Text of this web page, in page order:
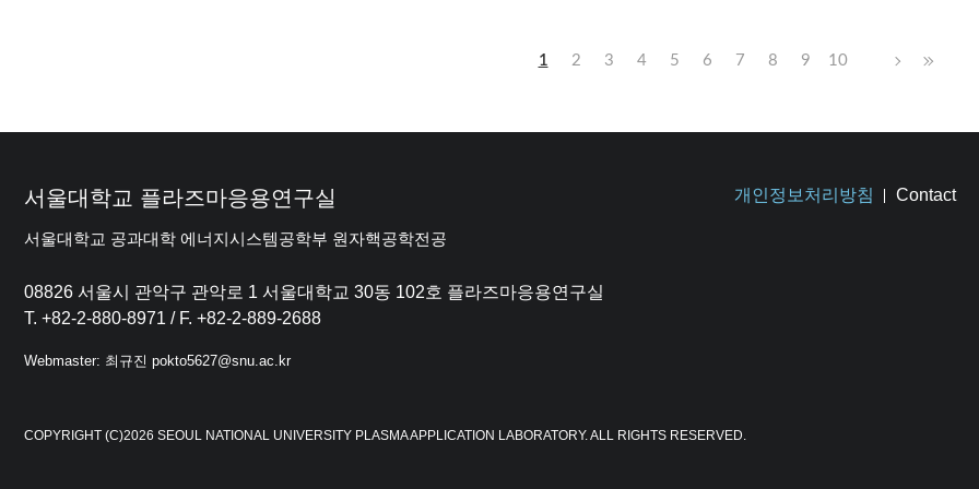
1 2 3 4 5 6 7 8 9 10
서울대학교 플라즈마응용연구실
서울대학교 공과대학 에너지시스템공학부 원자핵공학전공
개인정보처리방침 Contact
08826 서울시 관악구 관악로 1 서울대학교 30동 102호 플라즈마응용연구실
T. +82-2-880-8971 / F. +82-2-889-2688
Webmaster: 최규진 pokto5627@snu.ac.kr
COPYRIGHT (C)2026 SEOUL NATIONAL UNIVERSITY PLASMA APPLICATION LABORATORY. ALL RIGHTS RESERVED.